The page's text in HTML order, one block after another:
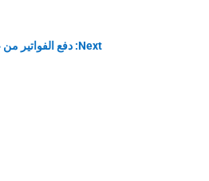
Next: دفع الفواتير من عملاءك في الوقت المحدد لهم